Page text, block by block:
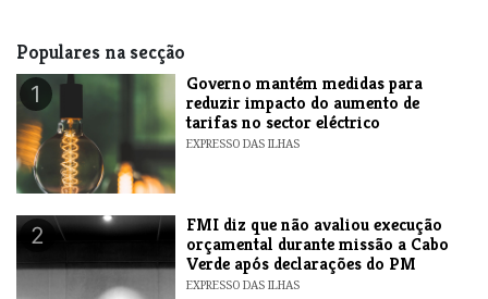
Populares na secção
1
Governo mantém medidas para
reduzir impacto do aumento de
tarifas no sector eléctrico
EXPRESSO DAS ILHAS
2
FMI diz que não avaliou execução
orçamental durante missão a Cabo
Verde após declarações do PM
EXPRESSO DAS ILHAS